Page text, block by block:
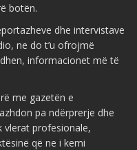
botën.
dhe intervistave
ne do t’u ofrojmë
informacionet më të
me gazetën e
pa ndërprerje dhe
vlerat profesionale,
që ne i kemi